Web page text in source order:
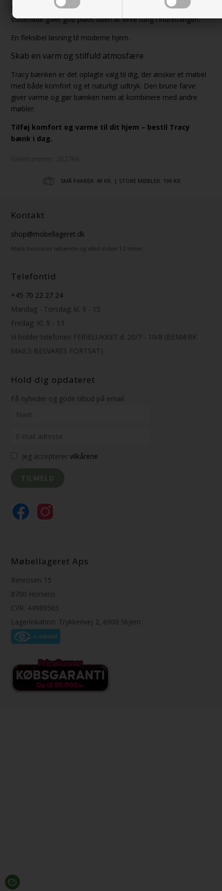
som en stilfuld detalje i stuen eller soveværelset. Den lange
siddeflade giver god plads uden at virke tung i indretningen.
En fleksibel løsning til moderne hjem.
Skab en varm og stilfuld atmosfære
Tracy bænken er det oplagte valg til dig, der ønsker et møbel
med både komfort og et naturligt udtryk. Den brune farve
giver varme og gør bænken nem at kombinere med andre
møbler.
Tilføj komfort og varme til dit hjem – bestil Tracy
bænk i dag.
SMÅ PAKKER: 49 KR. | STORE MØBLER: 199 KR.
Kontakt
shop@mobellageret.dk
Mails besvares løbende og altid inden 12 timer.
Telefontid
+45 70 22 27 24
Mandag - Torsdag: kl. 9 - 15
Fredag: Kl. 9 - 13
Vi holder telefonen FERIELUKKET d. 20/7 - 10/8 (BEMÆRK
MAILS BESVARES FORTSAT)
Hold dig opdateret
Få nyheder og gode tilbud på email
Jeg accepterervilkårene
Møbellageret Aps
Renrosen 15
8700 Horsens
CVR: 44989565
Lagerlokation: Trykkerivej 2, 6900 Skjern